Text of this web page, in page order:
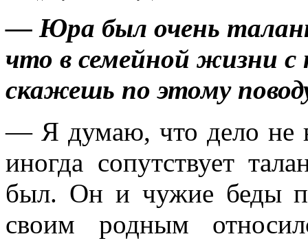
— Юра был очень
что в семейной жизни
скажешь по этому
— Я думаю, что дело не в
иногда сопутствует
был. Он и чужие беды
своим родным